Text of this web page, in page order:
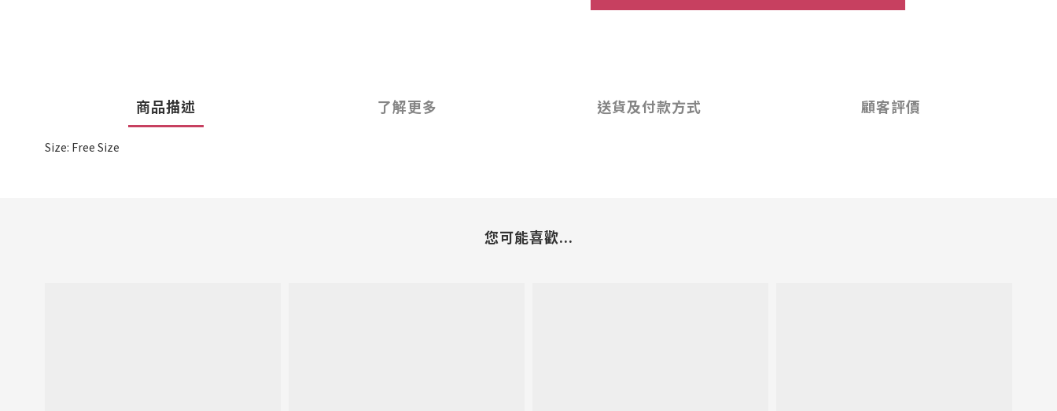
商品描述 了解更多 送貨及付款方式 顧客評價
Size: Free Size
您可能喜歡...